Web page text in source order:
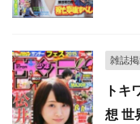
雑誌
トキ
想 世